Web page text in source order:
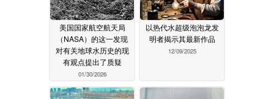
美国国家航空航天局
（NASA）的这一发现
对有关地球水历史的现
有观点提出了质疑
01/30/2026
以热代水超级泡泡龙发
明者揭示其最新作品
12/09/2025